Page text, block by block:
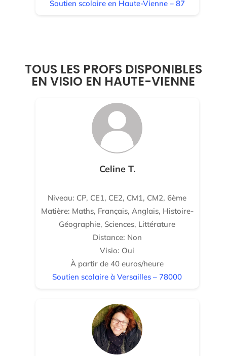
Soutien scolaire en Haute-Vienne – 87
TOUS LES PROFS DISPONIBLES
EN VISIO EN HAUTE-VIENNE
Celine T.
Niveau: CP, CE1, CE2, CM1, CM2, 6ème
Matière: Maths, Français, Anglais, Histoire-
Géographie, Sciences, Littérature
Distance: Non
Visio: Oui
À partir de 40 euros/heure
Soutien scolaire à Versailles – 78000